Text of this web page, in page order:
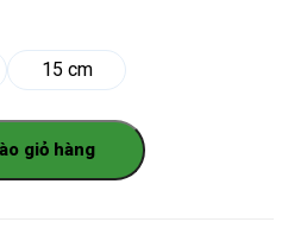
15 cm
giỏ hàng